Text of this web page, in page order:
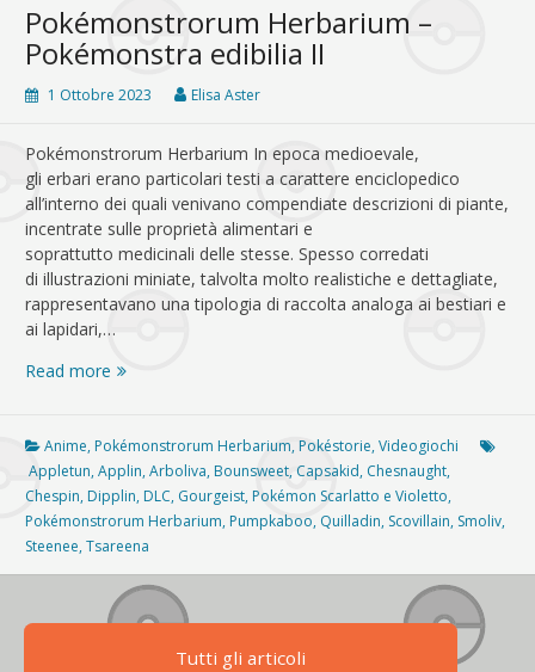
Pokémonstrorum Herbarium –
Pokémonstra edibilia II
1 Ottobre 2023 Elisa Aster
Pokémonstrorum Herbarium In epoca medioevale,
gli erbari erano particolari testi a carattere enciclopedico
all’interno dei quali venivano compendiate descrizioni di piante,
incentrate sulle proprietà alimentari e
soprattutto medicinali delle stesse. Spesso corredati
di illustrazioni miniate, talvolta molto realistiche e dettagliate,
rappresentavano una tipologia di raccolta analoga ai bestiari e
ai lapidari,…
Read more Pokémonstrorum
Pokémonstra
edibilia
II
Anime, Pokémonstrorum Herbarium, Pokéstorie,Videogiochi
Appletun,Applin,Arboliva, Bounsweet,Capsakid, Chesnaught,
Chespin, Dipplin, DLC, Gourgeist, Pokémon Scarlatto e Violetto,
Pokémonstrorum Herbarium, Pumpkaboo, Quilladin, Scovillain, Smoliv,
Steenee,Tsareena
Tutti gli articoli